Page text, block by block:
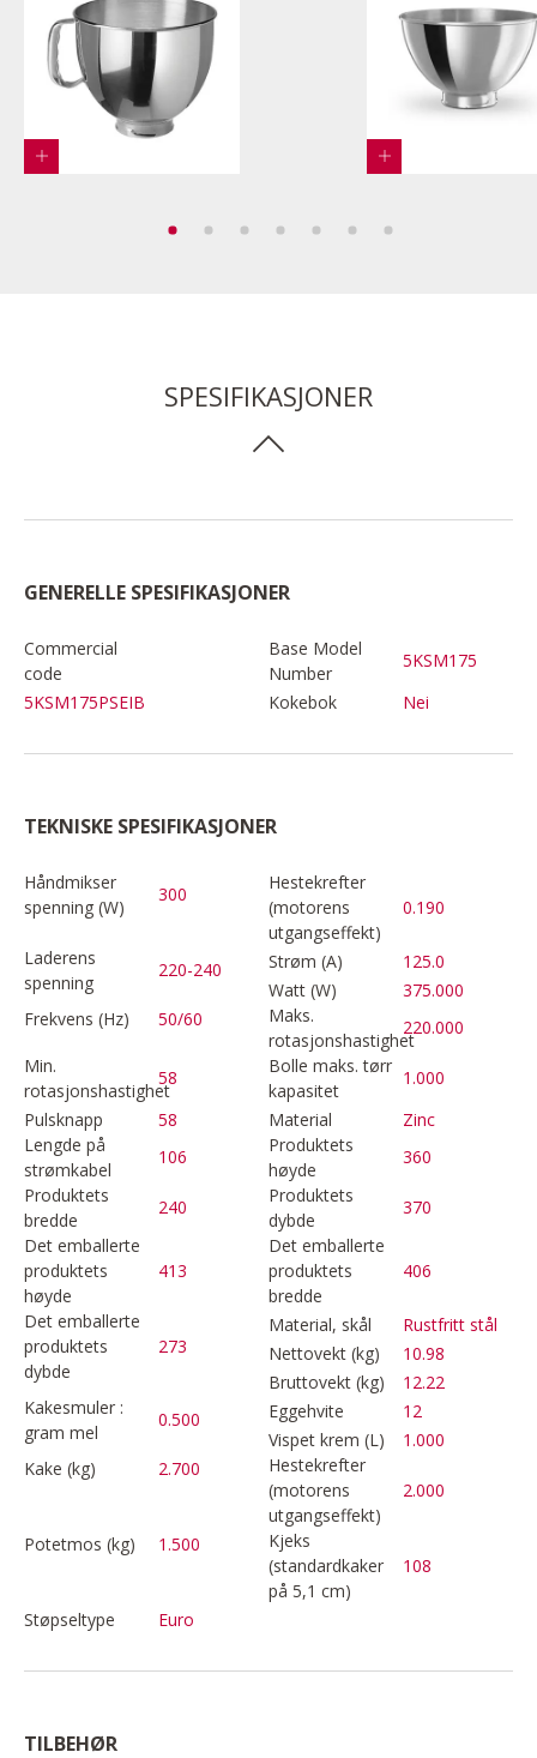
SPESIFIKASJONER
GENERELLE SPESIFIKASJONER
Commercial
code
5KSM175PSEIB
Base Model
Number
5KSM175
Kokebok
Nei
TEKNISKE SPESIFIKASJONER
Håndmikser
spenning (W)
300
Hestekrefter
(motorens
utgangseffekt)
0.190
Laderens
spenning
220-240 Strøm (A)
125.0
Watt (W)
375.000
Frekvens (Hz)
50/60
Maks.
rotasjonshastighet
220.000
Min.
rotasjonshastighet
58
Bolle maks. tørr
kapasitet
1.000
Pulsknapp
58 Material
Zinc
Lengde på
strømkabel
106
Produktets
høyde
360
Produktets
bredde
240
Produktets
dybde
370
Det emballerte
produktets
høyde
413
Det emballerte
produktets
bredde
406
Det emballerte
produktets
dybde
273
Material, skål
Rustfritt stål
Nettovekt (kg)
10.98
Bruttovekt (kg)
12.22
Kakesmuler :
gram mel
0.500 Eggehvite
12
Vispet krem (L)
1.000
Kake (kg)
2.700
Hestekrefter
(motorens
utgangseffekt)
2.000
Potetmos (kg) 1.500
Kjeks
(standardkaker
på 5,1 cm)
108
Støpseltype Euro
TILBEHØR